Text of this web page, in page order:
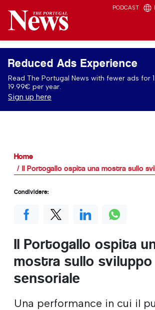
PODCAST
Reduced Ads Experience
Read The Portugal News with fewer ads for
19.99€ per year.
Sign up here
Home
Il Portogallo ospita una mostra sullo
Il Portogallo ospita
mostra sullo sviluppo
sensoriale
Una performance in cui il
Condividere: